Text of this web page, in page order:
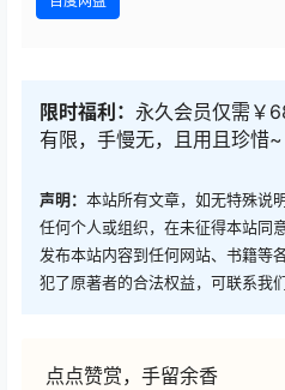
限时福利： 永久会员仅需￥
有限，手慢无，且用且珍惜~
声明： 本站所有文章，如无特殊说
任何个人或组织，在未征得本站同
发布本站内容到任何网站、书籍等
犯了原著者的合法权益，可联系我
点点赞赏，手留余香